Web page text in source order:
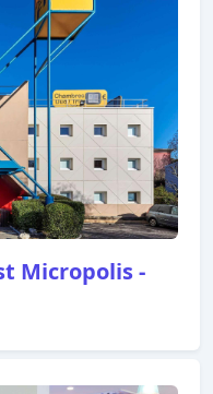
Micropolis -